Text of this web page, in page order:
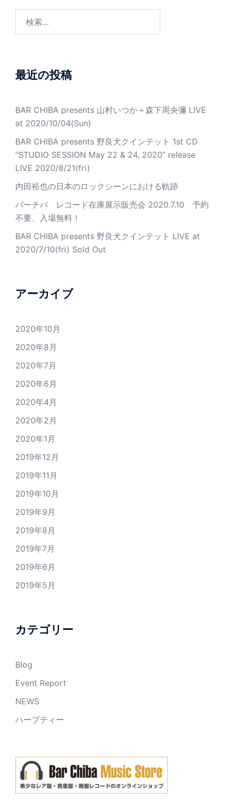
ョ
最近の投稿
BAR CHIBA presents 山村いつか＋森下周央彌 LIVE
at 2020/10/04(Sun)
BAR CHIBA presents 野良犬クインテット 1st CD
“STUDIO SESSION May 22 & 24, 2020” release
LIVE 2020/8/21(fri)
内田裕也の日本のロックシーンにおける軌跡
バーチバ レコード在庫展示販売会 2020.7.10 予約
不要、入場無料！
BAR CHIBA presents 野良犬クインテット LIVE at
2020/7/10(fri) Sold Out
アーカイブ
2020年10月
2020年8月
2020年7月
2020年6月
2020年4月
2020年2月
2020年1月
2019年12月
2019年11月
2019年10月
2019年9月
2019年8月
2019年7月
2019年6月
2019年5月
カテゴリー
Blog
Event Report
NEWS
ハーブティー